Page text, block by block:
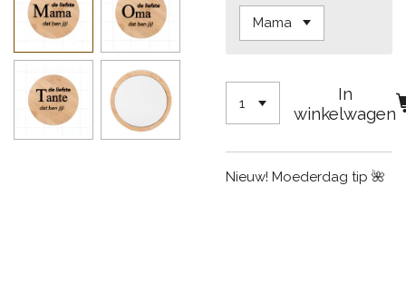
In
winkelwagen
Nieuw! Moederdag tip 🌺